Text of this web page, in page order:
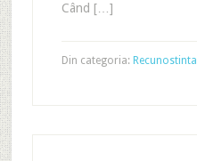
Când […]
Din categoria: Recunostinta